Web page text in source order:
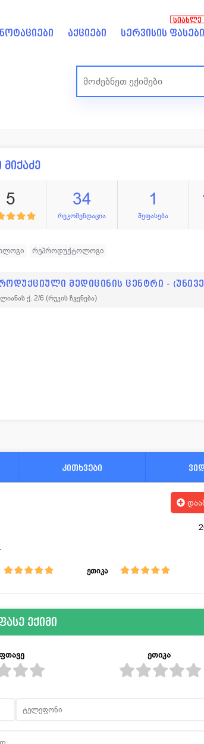
აქციები სერვისის ფასები
ᲡᲘᲐᲮᲚᲔ
მიქაძე
5 34
რეკომენდაცია
1
შეფასება
რეპროდუქტოლოგი
მედიცინის ცენტრი -
ქ. 2/6(რუკის ჩვენება)
კითხვები
ეთიკა
ექიმი
ეთიკა